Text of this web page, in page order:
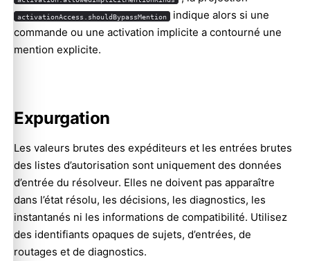
activationAccess.shouldBypassMention indique alors si une
commande ou une activation implicite a contourné une
mention explicite.
Expurgation
Les valeurs brutes des expéditeurs et les entrées brutes
des listes d’autorisation sont uniquement des données
d’entrée du résolveur. Elles ne doivent pas apparaître
dans l’état résolu, les décisions, les diagnostics, les
instantanés ni les informations de compatibilité. Utilisez
des identifiants opaques de sujets, d’entrées, de
routages et de diagnostics.